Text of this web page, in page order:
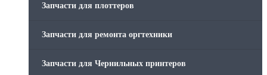
Запчасти для плоттеров
Запчасти для ремонта оргтехники
Запчасти для Чернильных принтеров